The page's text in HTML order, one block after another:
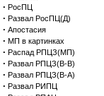
· РосПЦ
· Развал РосПЦ(Д)
· Апостасия
· МП в картинках
· Распад РПЦЗ(МП)
· Развал РПЦЗ(В-В)
· Развал РПЦЗ(В-А)
· Развал РИПЦ